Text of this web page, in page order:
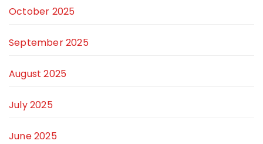
October 2025
September 2025
August 2025
July 2025
June 2025